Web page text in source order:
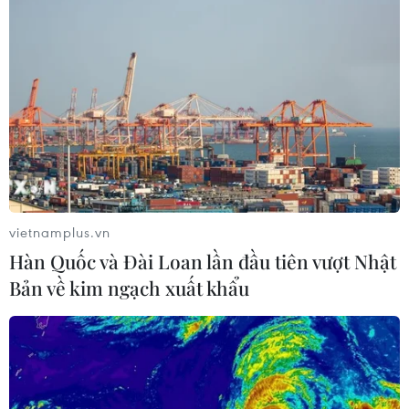
quyết tâm thực hiện đến cùng, không chỉ có sự
tham gia của Chính phủ mà còn cả từng người
dân. Khi xây dựng các tòa nhà, khu đô thị mới
Singapore đều rất chú trọng đến việc tạo mảng
xanh, công viên phục vụ người dân.
Theo lãnh đạo Sở Xây dựng Thành phố Hồ Chí
Minh, hiện tại trên địa bàn thành phố có ba loại
công viên là công viên tập trung công cộng,
công viên trong khu ở và công viên chuyên đề.
Tính đến cuối năm 2018, toàn thành phố có
491,16ha đất công viên (369 công viên), trong đó
diện tích công viên khu vực nội thành cũ (13
quận) là 273,13ha (chiếm 55,6%), khu vực quận
vietnamplus.vn
Hàn Quốc và Đài Loan lần đầu tiên vượt Nhật
Bản về kim ngạch xuất khẩu